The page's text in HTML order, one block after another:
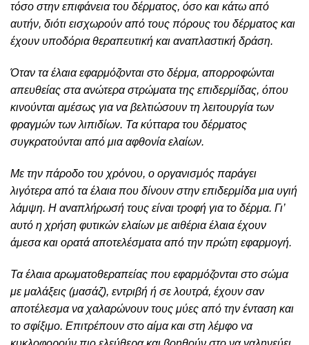
τόσο στην επιφάνεια του δέρματος, όσο και κάτω από
αυτήν, διότι εισχωρούν από τους πόρους του δέρματος και
έχουν υποδόρια θεραπευτική και αναπλαστική δράση.
Όταν τα έλαια εφαρμόζονται στο δέρμα, απορροφώνται
απευθείας στα ανώτερα στρώματα της επιδερμίδας, όπου
κινούνται αμέσως για να βελτιώσουν τη λειτουργία των
φραγμών των λιπιδίων. Τα κύτταρα του δέρματος
συγκρατούνται από μια αφθονία ελαίων.
Με την πάροδο του χρόνου, ο οργανισμός παράγει
λιγότερα από τα έλαια που δίνουν στην επιδερμίδα μια υγιή
λάμψη. Η αναπλήρωσή τους είναι τροφή για το δέρμα. Γι’
αυτό η χρήση φυτικών ελαίων με αιθέρια έλαια έχουν
άμεσα και ορατά αποτελέσματα από την πρώτη εφαρμογή.
Τα έλαια αρωματοθεραπείας που εφαρμόζονται στο σώμα
με μαλάξεις (μασάζ), εντριβή ή σε λουτρά, έχουν σαν
αποτέλεσμα να χαλαρώνουν τους μύες από την ένταση και
το σφίξιμο. Επιτρέπουν στο αίμα και στη λέμφο να